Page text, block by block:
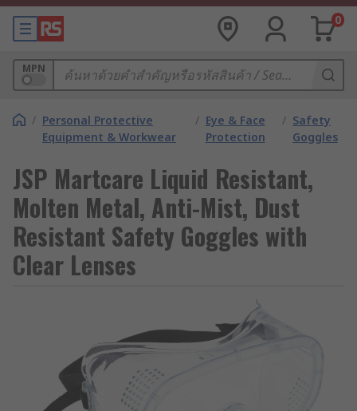
0
MPN
/ Personal Protective
Equipment & Workwear
/ Eye & Face
Protection
/ Safety
Goggles
JSP Martcare Liquid Resistant,
Molten Metal, Anti-Mist, Dust
Resistant Safety Goggles with
Clear Lenses